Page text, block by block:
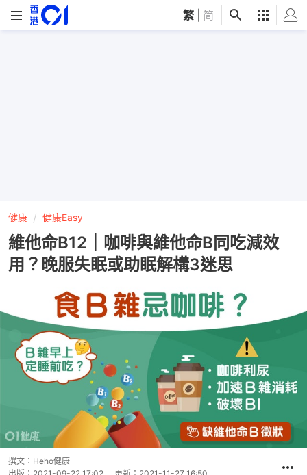
繁 简
健康 健康Easy
維他命B12｜咖啡與維他命B同吃減效
用？晚服失眠或助眠解構3迷思
撰文： Heho健康
出版： 2021-09-22 17:02 更新： 2021-11-27 16:50